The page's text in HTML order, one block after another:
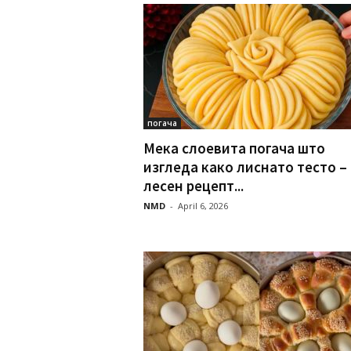
погача
Мека слоевита погача што
изгледа како лиснато тесто –
лесен рецепт...
NMD - April 6, 2026